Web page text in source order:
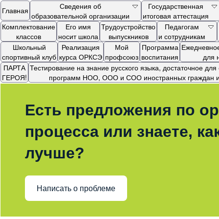
Главная
Сведения об
образовательной организации
Государственная
итоговая аттестация
Комплектование
классов
Его имя
носит школа
Трудоустройство
выпускников
Педагогам
и сотрудникам
Школьный
спортивный клуб
Реализация
курса ОРКСЭ
Мой
профсоюз
Программа
воспитания
для
ПАРТА
ГЕРОЯ!
Тестирование на знание русского языка, достаточное
программ НОО, ООО и СОО иностранных граждан и
Есть предложения по
процесса или знаете,
лучше?
Написать о проблеме